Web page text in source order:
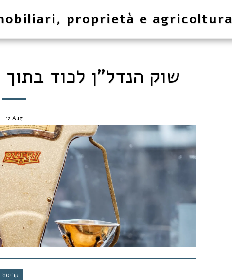
proprietà e agricoltura
🧠 שוק הנדל"ן לכוד
12 Aug
קריסת